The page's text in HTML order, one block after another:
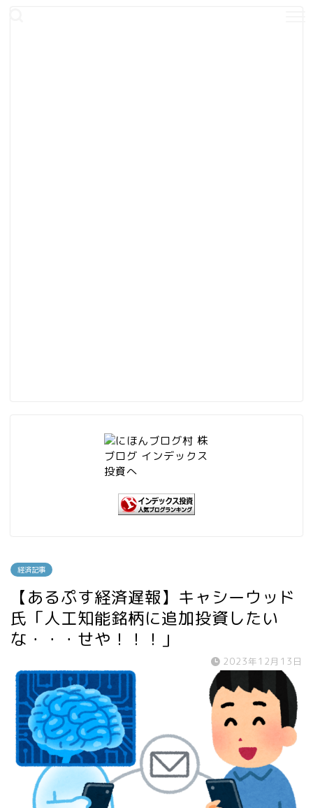
経済記事
【あるぷす経済遅報】キャシーウッド
氏「人工知能銘柄に追加投資したい
な・・・せや！！！」
2023年12月13日